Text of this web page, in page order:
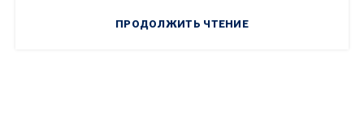
ПРОДОЛЖИТЬ ЧТЕНИЕ